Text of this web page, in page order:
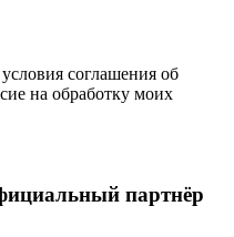
соглашения об
на обработку моих
партнёр